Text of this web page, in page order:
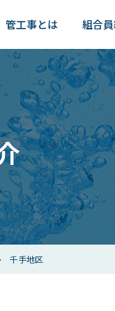
管工事とは 組合
千手地区